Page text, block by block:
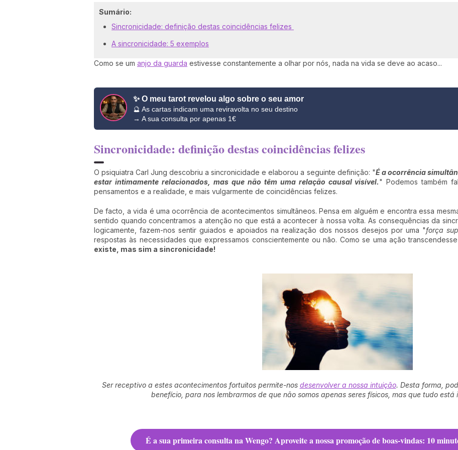
Sumário:
Sincronicidade: definição destas coincidências felizes
A sincronicidade: 5 exemplos
Como se um anjo da guarda estivesse constantemente a olhar por nós, nada na vida se deve ao acaso...
✨ O meu tarot revelou algo sobre o seu amor
🔮 As cartas indicam uma reviravolta no seu destino
→ A sua consulta por apenas 1€
Sincronicidade: definição destas coincidências felizes
O psiquiatra Carl Jung descobriu a sincronicidade e elaborou a seguinte definição: "É a ocorrência
estar intimamente relacionados, mas que não têm uma relação causal visível." Podemos também
pensamentos e a realidade, e mais vulgarmente de coincidências felizes.
De facto, a vida é uma ocorrência de acontecimentos simultâneos. Pensa em alguém e encontra essa
sentido quando concentramos a atenção no que está a acontecer à nossa volta. As consequências da
logicamente, fazem-nos sentir guiados e apoiados na realização dos nossos desejos por uma "força
respostas às necessidades que expressamos conscientemente ou não. Como se uma ação
existe, mas sim a sincronicidade!
Ser receptivo a estes acontecimentos fortuitos permite-nos desenvolver a nossa intuição. Desta forma,
benefício, para nos lembrarmos de que não somos apenas seres físicos, mas que tudo está
É a sua primeira consulta na Wengo? Aproveite a nossa promoção de boas-vindas: 10